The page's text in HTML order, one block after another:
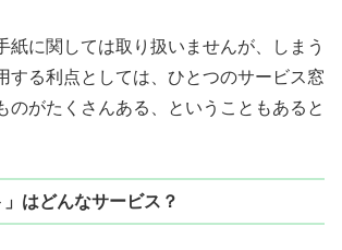
紙に関しては取り扱いませんが、しまう
する利点としては、ひとつのサービス窓
のがたくさんある、ということもあると
」はどんなサービス？